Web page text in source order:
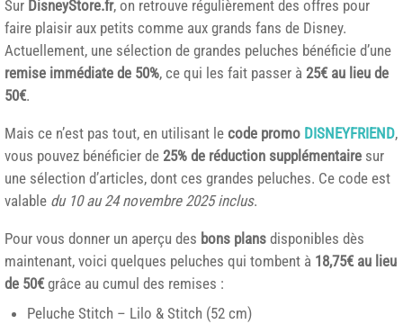
Sur DisneyStore.fr, on retrouve régulièrement des offres pour
faire plaisir aux petits comme aux grands fans de Disney.
Actuellement, une sélection de grandes peluches bénéficie d’une
remise immédiate de 50%, ce qui les fait passer à 25€ au lieu de
50€.
Mais ce n’est pas tout, en utilisant le code promo DISNEYFRIEND,
vous pouvez bénéficier de 25% de réduction supplémentaire sur
une sélection d’articles, dont ces grandes peluches. Ce code est
valable du 10 au 24 novembre 2025 inclus.
Pour vous donner un aperçu des bons plans disponibles dès
maintenant, voici quelques peluches qui tombent à 18,75€ au lieu
de 50€ grâce au cumul des remises :
Peluche Stitch – Lilo & Stitch (52 cm)